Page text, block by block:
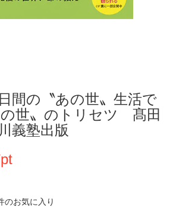
間の〝あの世〟生活で
世〟のトリセツ 髙田
義塾出版
のお気に入り